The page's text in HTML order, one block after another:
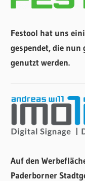
Festool hat uns
gespendet, die
genutzt werden.
Auf den
Paderborner